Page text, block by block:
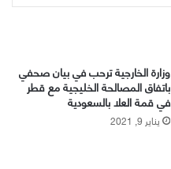
وزارة الخارجية ترحب في بيان صحفي
باتفاق المصالحة الخليجية مع قطر
في قمة العلا بالسعودية
يناير 9, 2021